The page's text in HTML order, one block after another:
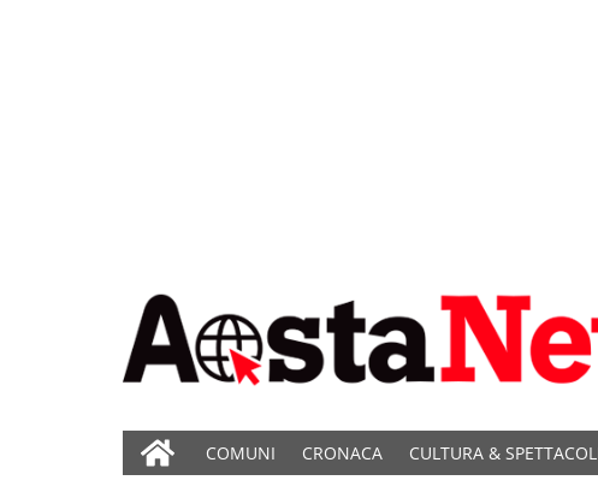
COMUNI CRONACA CULTURA &